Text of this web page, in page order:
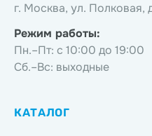
г. Москва, ул. Полковая,
Режим работы:
Пн.–Пт: с 10:00 до 19:00
Сб.–Вс: выходные
КАТАЛОГ